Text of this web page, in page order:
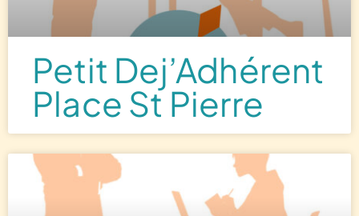
Petit Dej’Adhérent
Place St Pierre